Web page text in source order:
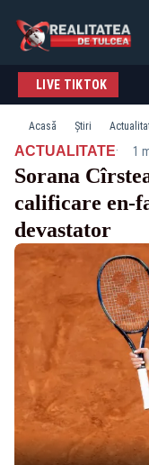
LIVE TIKTOK
Acasă Știri
ACTUALITATE· 1
Sorana
calificare en-
devastator